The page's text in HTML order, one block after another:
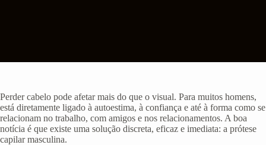
Perder cabelo pode afetar mais do que o visual. Para muitos homens,
está diretamente ligado à autoestima, à confiança e até à forma como se
relacionam no trabalho, com amigos e nos relacionamentos. A boa
notícia é que existe uma solução discreta, eficaz e imediata: a prótese
capilar masculina.